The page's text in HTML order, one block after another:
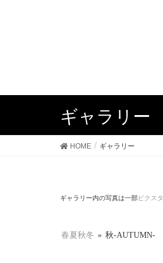
ギャラリー
HOME ギャラリー
ギャラリー内の写真は一部ピクスタ
春夏秋冬 » 秋-AUTUMN-